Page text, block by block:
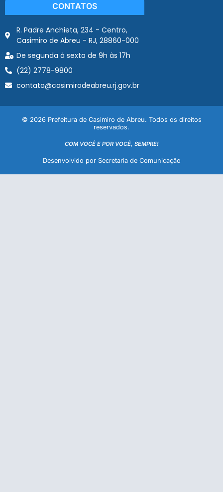
CONTATOS
R. Padre Anchieta, 234 - Centro,
Casimiro de Abreu - RJ, 28860-000
De segunda à sexta de 9h às 17h
(22) 2778-9800
contato@casimirodeabreu.rj.gov.br
© 2026 Prefeitura de Casimiro de Abreu. Todos os direitos
reservados.
COM VOCÊ E POR VOCÊ, SEMPRE!
Desenvolvido por Secretaria de Comunicação